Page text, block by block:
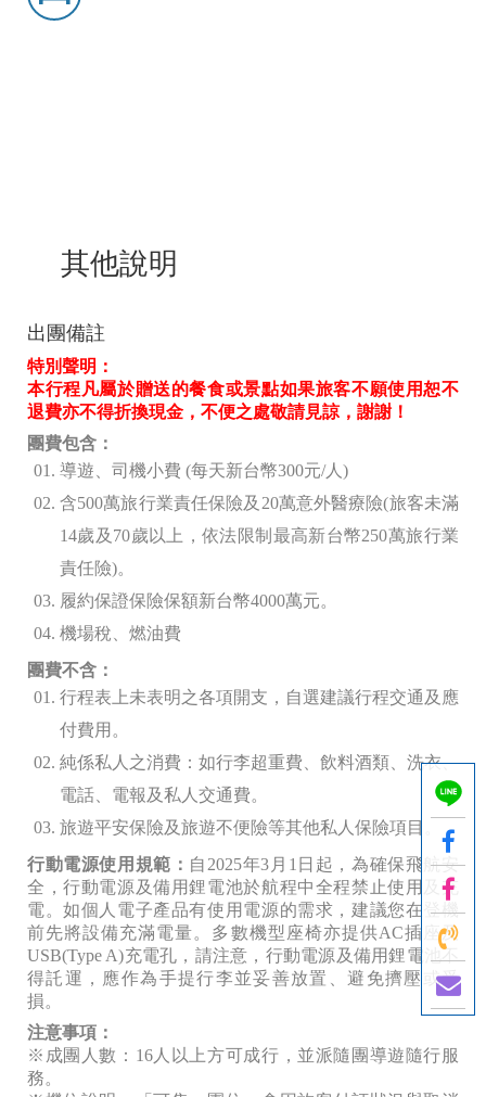
其他說明
出團備註
特別聲明：
本行程凡屬於贈送的餐食或景點如果旅客不願使用恕不
退費亦不得折換現金，不便之處敬請見諒，謝謝！
團費包含：
導遊、司機小費 (每天新台幣300元/人)
含500萬旅行業責任保險及20萬意外醫療險(旅客未滿
14歲及70歲以上，依法限制最高新台幣250萬旅行業
責任險)。
履約保證保險保額新台幣4000萬元。
機場稅、燃油費
團費不含：
行程表上未表明之各項開支，自選建議行程交通及應
付費用。
純係私人之消費：如行李超重費、飲料酒類、洗衣、
電話、電報及私人交通費。
旅遊平安保險及旅遊不便險等其他私人保險項目。
行動電源使用規範： 自2025年3月1日起，為確保飛航安
全，行動電源及備用鋰電池於航程中全程禁止使用及充
電。如個人電子產品有使用電源的需求，建議您在登機
前先將設備充滿電量。多數機型座椅亦提供AC插座及
USB(Type A)充電孔，請注意，行動電源及備用鋰電池不
得託運，應作為手提行李並妥善放置、避免擠壓或受
損。
注意事項：
※成團人數：16人以上方可成行，並派隨團導遊隨行服
務。